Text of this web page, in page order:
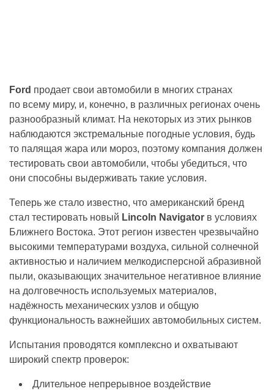
Ford продает свои автомобили в многих странах
по всему миру, и, конечно, в различных регионах очень
разнообразный климат. На некоторых из этих рынков
наблюдаются экстремальные погодные условия, будь
то палящая жара или мороз, поэтому компания должен
тестировать свои автомобили, чтобы убедиться, что
они способны выдерживать такие условия.
Теперь же стало известно, что американский бренд
стал тестировать новый Lincoln Navigator в условиях
Ближнего Востока. Этот регион известен чрезвычайно
высокими температурами воздуха, сильной солнечной
активностью и наличием мелкодисперсной абразивной
пыли, оказывающих значительное негативное влияние
на долговечность используемых материалов,
надёжность механических узлов и общую
функциональность важнейших автомобильных систем.
Испытания проводятся комплексно и охватывают
широкий спектр проверок:
Длительное непрерывное воздействие